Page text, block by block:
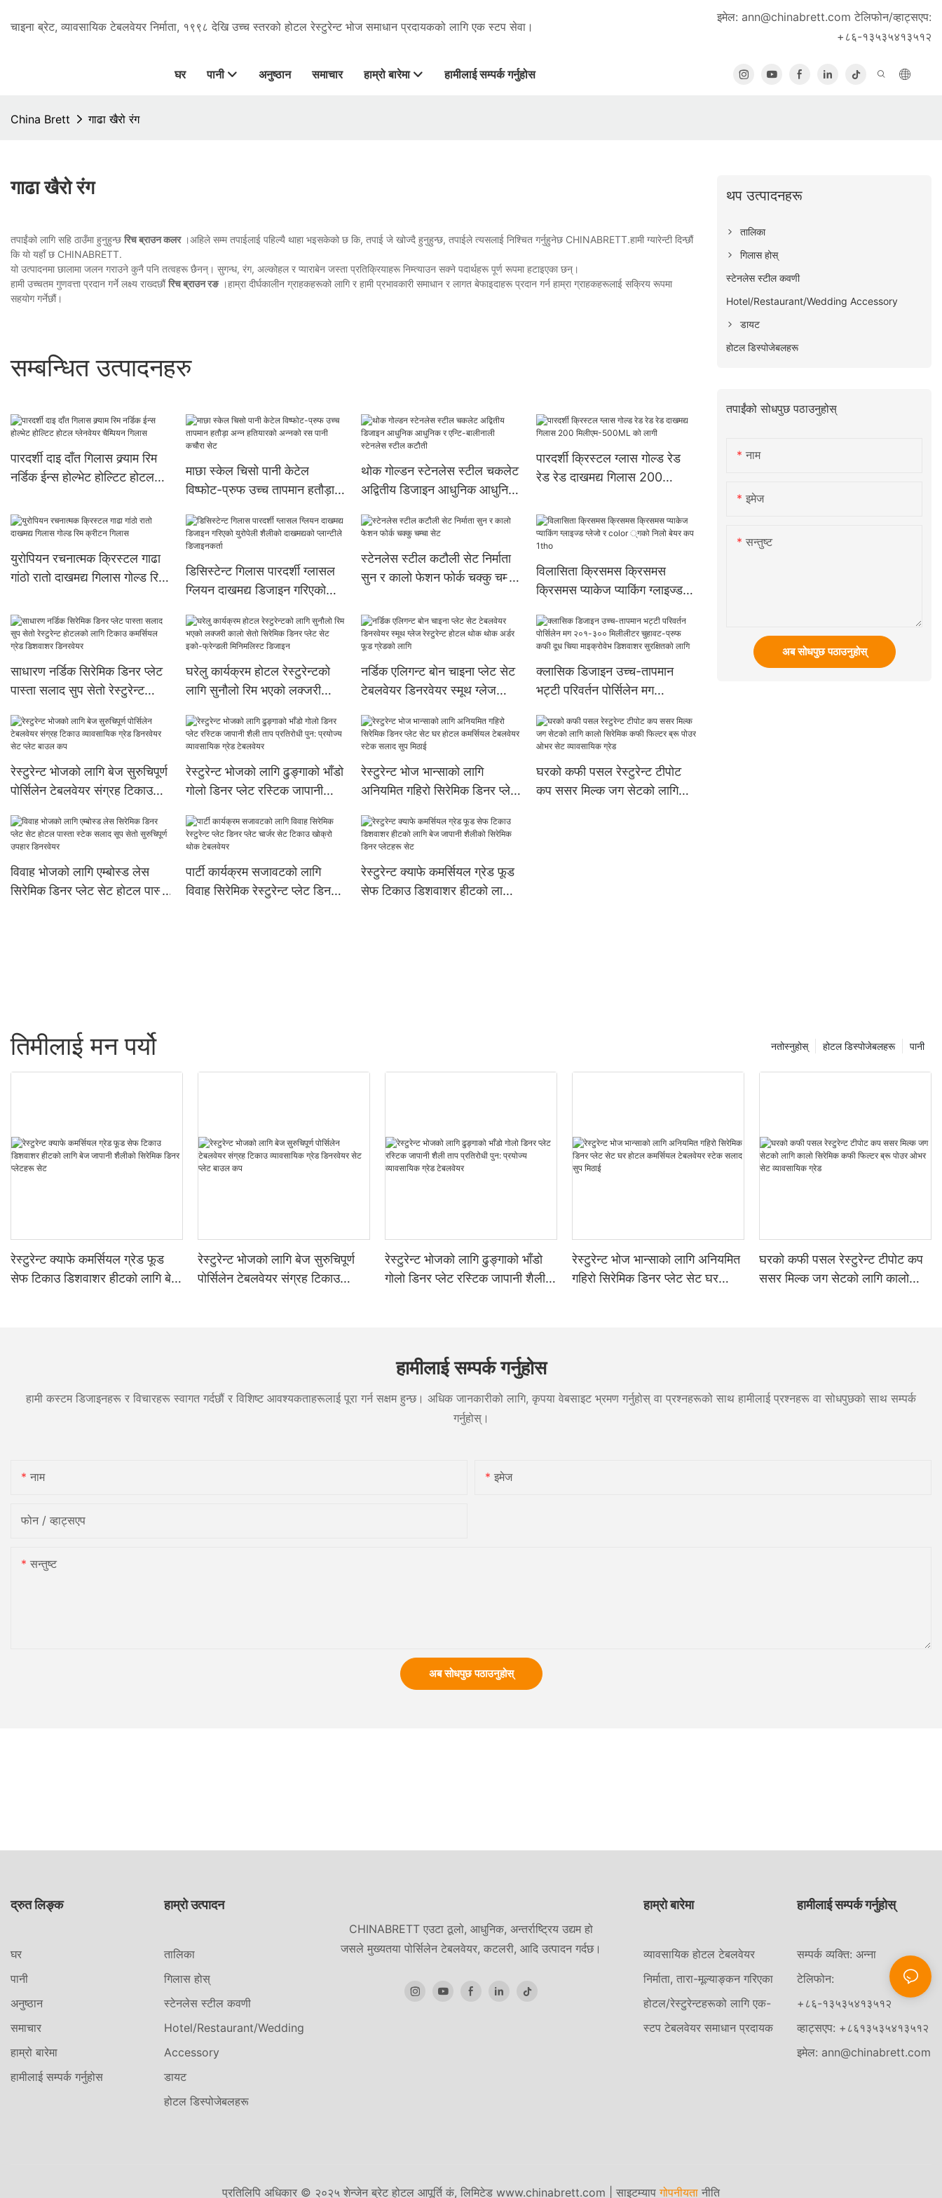
चाइना ब्रेट, व्यावसायिक टेबलवेयर निर्माता, १९९८ देखि उच्च स्तरको होटल रेस्टुरेन्ट भोज समाधान प्रदायकको लागि एक स्टप सेवा।
इमेल: ann@chinabrett.com टेलिफोन/व्हाट्सएप:
+८६-१३५३५४१३५१२
घर पानी अनुष्ठान समाचार हाम्रो बारेमा हामीलाई सम्पर्क गर्नुहोस
China Brett गाढा खैरो रंग
गाढा खैरो रंग
तपाईंको लागि सहि ठाउँमा हुनुहुन्छ रिच ब्राउन कलर।अहिले सम्म तपाईलाई पहिल्यै थाहा भइसकेको छ कि, तपाई जे खोज्दै हुनुहुन्छ, तपाईले त्यसलाई निश्चित गर्नुहुनेछ CHINABRETT.हामी ग्यारेन्टी दिन्छौं
कि यो यहाँ छ CHINABRETT.
यो उत्पादनमा छालामा जलन गराउने कुनै पनि तत्वहरू छैनन्। सुगन्ध, रंग, अल्कोहल र प्याराबेन जस्ता प्रतिक्रियाहरू निम्त्याउन सक्ने पदार्थहरू पूर्ण रूपमा हटाइएका छन्।
हामी उच्चतम गुणवत्ता प्रदान गर्ने लक्ष्य राख्दछौंरिच ब्राउन रङ।हाम्रा दीर्घकालीन ग्राहकहरूको लागि र हामी प्रभावकारी समाधान र लागत बेफाइदाहरू प्रदान गर्न हाम्रा ग्राहकहरूलाई सक्रिय रूपमा
सहयोग गर्नेछौं।
सम्बन्धित उत्पादनहरु
पारदर्शी दाइ दाँत गिलास क्र्याम रिम
नर्डिक ईन्स होल्भेट होल्टिट होटल
माछा स्केल चिसो पानी केटेल
विष्फोट-प्रुफ उच्च तापमान हतौड़ा
कचौरा सेट
थोक गोल्डन स्टेनलेस स्टील चकलेट
अद्वितीय डिजाइन आधुनिक आधुनिक
कटौती
पारदर्शी क्रिस्टल ग्लास गोल्ड रेड
रेड रेड दाखमद्य गिलास 200
युरोपियन रचनात्मक क्रिस्टल गाढा
गांठो रातो दाखमद्य गिलास गोल्ड रिम
डिसिस्टेन्ट गिलास पारदर्शी ग्लासल
ग्लियन दाखमद्य डिजाइन गरिएको
डिजाइनकर्ता
स्टेनलेस स्टील कटौली सेट निर्माता
सुन र कालो फेशन फोर्क चक्कु चम्चा
विलासिता क्रिसमस क्रिसमस
क्रिसमस प्याकेज प्याकिंग ग्लाइज्ड
कप 1tho
साधारण नर्डिक सिरेमिक डिनर प्लेट
पास्ता सलाद सुप सेतो रेस्टुरेन्ट
ग्रेड डिशवाशर डिनरवेयर
घरेलु कार्यक्रम होटल रेस्टुरेन्टको
लागि सुनौलो रिम भएको लक्जरी
इको-फ्रेन्डली मिनिमलिस्ट डिजाइन
नर्डिक एलिगन्ट बोन चाइना प्लेट सेट
टेबलवेयर डिनरवेयर स्मूथ ग्लेज
ग्रेडको लागि
क्लासिक डिजाइन उच्च-तापमान
भट्टी परिवर्तन पोर्सिलेन मग
कफी दूध चिया माइक्रोवेभ डिशवाशर
सुरक्षितको लागि
रेस्टुरेन्ट भोजको लागि बेज सुरुचिपूर्ण
पोर्सिलेन टेबलवेयर संग्रह टिकाउ
बाउल कप
रेस्टुरेन्ट भोजको लागि ढुङ्गाको भाँडो
गोलो डिनर प्लेट रस्टिक जापानी
व्यावसायिक ग्रेड टेबलवेयर
रेस्टुरेन्ट भोज भान्साको लागि
अनियमित गहिरो सिरेमिक डिनर प्लेट
स्टेक सलाद सुप मिठाई
घरको कफी पसल रेस्टुरेन्ट टीपोट
कप ससर मिल्क जग सेटको लागि
विवाह भोजको लागि एम्बोस्ड लेस
सिरेमिक डिनर प्लेट सेट होटल पास्ता
पार्टी कार्यक्रम सजावटको लागि
विवाह सिरेमिक रेस्टुरेन्ट प्लेट डिनर
रेस्टुरेन्ट क्याफे कमर्सियल ग्रेड फूड
सेफ टिकाउ डिशवाशर हीटको लागि
थप उत्पादनहरू
तालिका
गिलास होस्
स्टेनलेस स्टील कवणी
Hotel/Restaurant/Wedding Accessory
डायट
होटल डिस्पोजेबलहरू
तपाईंको सोधपुछ पठाउनुहोस्
नाम
इमेज
सन्तुष्ट
अब सोधपुछ पठाउनुहोस्
तिमीलाई मन पर्यो पानी
होटल डिस्पोजेबलहरू
नतोस्नुहोस्
रेस्टुरेन्ट क्याफे कमर्सियल ग्रेड फूड
सेफ टिकाउ डिशवाशर हीटको लागि बेज
रेस्टुरेन्ट भोजको लागि बेज सुरुचिपूर्ण
पोर्सिलेन टेबलवेयर संग्रह टिकाउ
रेस्टुरेन्ट भोजको लागि ढुङ्गाको भाँडो
गोलो डिनर प्लेट रस्टिक जापानी शैली
रेस्टुरेन्ट भोज भान्साको लागि अनियमित
गहिरो सिरेमिक डिनर प्लेट सेट घर
घरको कफी पसल रेस्टुरेन्ट टीपोट कप
ससर मिल्क जग सेटको लागि कालो
हामीलाई सम्पर्क गर्नुहोस
हामी कस्टम डिजाइनहरू र विचारहरू स्वागत गर्दछौं र विशिष्ट आवश्यकताहरूलाई पूरा गर्न सक्षम हुन्छ। अधिक जानकारीको लागि, कृपया वेबसाइट भ्रमण गर्नुहोस् वा प्रश्नहरूको साथ हामीलाई प्रश्नहरू वा सोधपुछको साथ सम्पर्क
गर्नुहोस्।
नाम इमेज
फोन / व्हाट्सएप
सन्तुष्ट
अब सोधपुछ पठाउनुहोस्
द्रुत लिङ्क
घर
पानी
अनुष्ठान
समाचार
हाम्रो बारेमा
हामीलाई सम्पर्क गर्नुहोस
हाम्रो उत्पादन
तालिका
गिलास होस्
स्टेनलेस स्टील कवणी
Hotel/Restaurant/Wedding
Accessory
डायट
होटल डिस्पोजेबलहरू
CHINABRETT एउटा ठूलो, आधुनिक, अन्तर्राष्ट्रिय उद्यम हो
जसले मुख्यतया पोर्सिलेन टेबलवेयर, कटलरी, आदि उत्पादन गर्दछ।
हाम्रो बारेमा
व्यावसायिक होटल टेबलवेयर
निर्माता, तारा-मूल्याङ्कन गरिएका
होटल/रेस्टुरेन्टहरूको लागि एक-
स्टप टेबलवेयर समाधान प्रदायक
हामीलाई सम्पर्क गर्नुहोस्
सम्पर्क व्यक्ति: अन्ना
टेलिफोन:
+८६-१३५३५४१३५१२
व्हाट्सएप: +८६१३५३५४१३५१२
इमेल: ann@chinabrett.com
प्रतिलिपि अधिकार © २०२५ शेन्जेन ब्रेट होटल आपूर्ति कं, लिमिटेड www.chinabrett.com साइटम्याप गोपनीयता नीति